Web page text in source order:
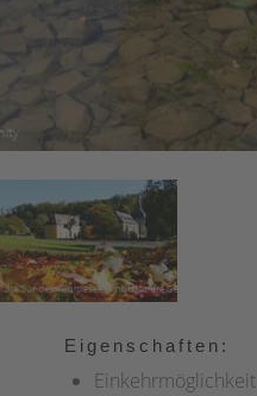
Eigenschaften:
Einkehrmöglichkeit